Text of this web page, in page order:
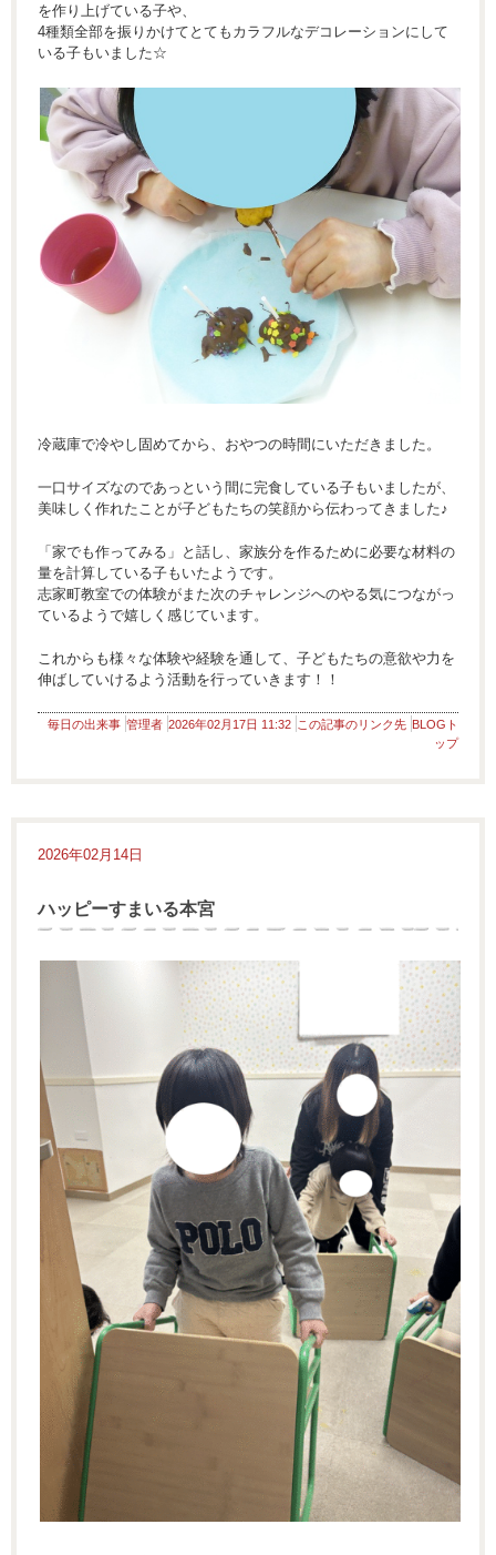
を作り上げている子や、
4種類全部を振りかけてとてもカラフルなデコレーションにして
いる子もいました☆
冷蔵庫で冷やし固めてから、おやつの時間にいただきました。
一口サイズなのであっという間に完食している子もいましたが、
美味しく作れたことが子どもたちの笑顔から伝わってきました♪
「家でも作ってみる」と話し、家族分を作るために必要な材料の
量を計算している子もいたようです。
志家町教室での体験がまた次のチャレンジへのやる気につながっ
ているようで嬉しく感じています。
これからも様々な体験や経験を通して、子どもたちの意欲や力を
伸ばしていけるよう活動を行っていきます！！
毎日の出来事 管理者 2026年02月17日 11:32 この記事のリンク先 BLOGト
ップ
2026年02月14日
ハッピーすまいる本宮